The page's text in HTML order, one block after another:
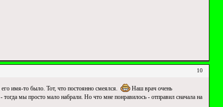
10
имя-то было. Тот, что постоянно смеялся.
Наш врач очень
мы просто мало набрали. Но что мне понравилось - отправил сначала на